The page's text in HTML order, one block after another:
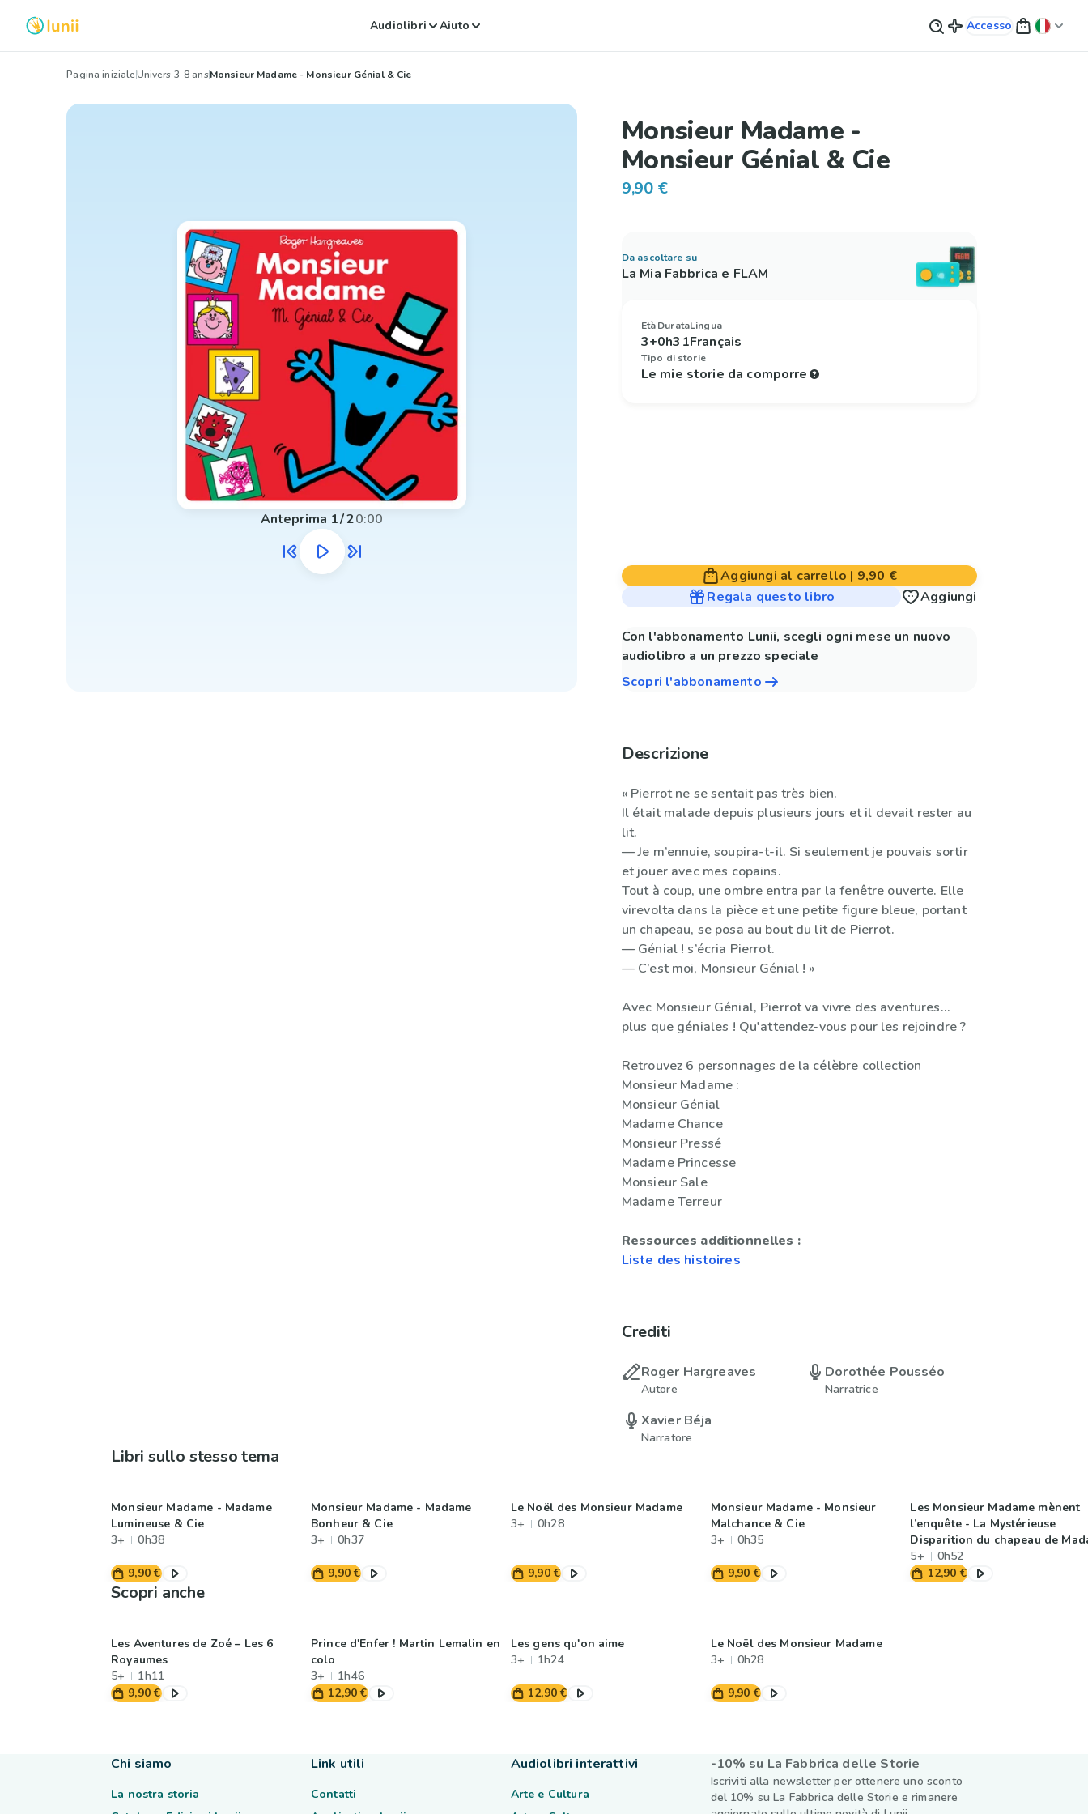
Audiolibri Aiuto Accesso
Pagina inizialeUnivers 3-8 ansMonsieur Madame - Monsieur Génial & Cie
Anteprima 1/20:00
Monsieur Madame -
Monsieur Génial & Cie
9,90 €
Da ascoltare su
La Mia Fabbrica e FLAM
Età
3+
Durata
0h31
Lingua
Français
Tipo di storie
Le mie storie da comporre
Aggiungi al carrello | 9,90 €
Regala questo libro
Aggiungi
Con l'abbonamento Lunii, scegli ogni mese un nuovo
audiolibro a un prezzo speciale
Scopri l'abbonamento
Descrizione
« Pierrot ne se sentait pas très bien.
Il était malade depuis plusieurs jours et il devait rester au
lit.
— Je m’ennuie, soupira-t-il. Si seulement je pouvais sortir
et jouer avec mes copains.
Tout à coup, une ombre entra par la fenêtre ouverte. Elle
virevolta dans la pièce et une petite figure bleue, portant
un chapeau, se posa au bout du lit de Pierrot.
— Génial ! s’écria Pierrot.
— C’est moi, Monsieur Génial ! »
Avec Monsieur Génial, Pierrot va vivre des aventures...
plus que géniales ! Qu'attendez-vous pour les rejoindre ?
Retrouvez 6 personnages de la célèbre collection
Monsieur Madame :
Monsieur Génial
Madame Chance
Monsieur Pressé
Madame Princesse
Monsieur Sale
Madame Terreur
Ressources additionnelles :
Liste des histoires
Crediti
Roger Hargreaves
Autore
Dorothée Pousséo
Narratrice
Xavier Béja
Narratore
Libri sullo stesso tema
Monsieur Madame - Madame
Lumineuse & Cie
3+
0h38
9,90 €
Monsieur Madame - Madame
Bonheur & Cie
3+
0h37
9,90 €
Le Noël des Monsieur Madame
3+
0h28
9,90 €
Monsieur Madame - Monsieur
Malchance & Cie
3+
0h35
9,90 €
Les Monsieur Madame mènent
l’enquête - La Mystérieuse
Disparition du chapeau de
Beauté
5+
0h52
12,90 €
Scopri anche
Les Aventures de Zoé – Les 6
Royaumes
5+
1h11
9,90 €
Prince d'Enfer ! Martin Lemalin en
colo
3+
1h46
12,90 €
Les gens qu'on aime
3+
1h24
12,90 €
Le Noël des Monsieur Madame
3+
0h28
9,90 €
-10% su La Fabbrica delle Storie
Iscriviti alla newsletter per ottenere uno sconto
del 10% su La Fabbrica delle Storie e rimanere
Chi siamo
La nostra storia
Link utili
Contatti
Audiolibri interattivi
Arte e Cultura